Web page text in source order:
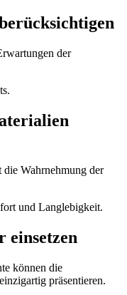
der
Wahrnehmung der
und Langlebigkeit.
einsetzen
können die
präsentieren.